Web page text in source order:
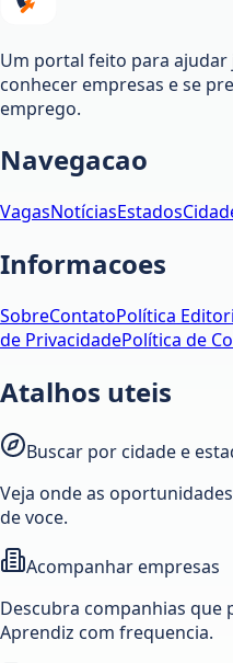
Um portal feito para ajudar
conhecer empresas e se
emprego.
Navegacao
VagasNotíciasEstados
Informacoes
SobreContatoPolítica
de PrivacidadePolítica de
Atalhos uteis
Buscar por cidade e
Veja onde as
de voce.
Acompanhar empresas
Descubra companhias que
Aprendiz com frequencia.